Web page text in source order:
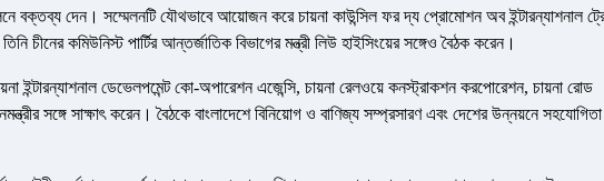
বক্তব্য দেন। সম্মেলনটি যৌথভাবে আয়োজন করে চায়না কাউন্সিল ফর দ্য প্রোমোশন অব ইন্টারন্যাশনাল
চীনের কমিউনিস্ট পার্টির আন্তর্জাতিক বিভাগের মন্ত্রী লিউ হাইসিংয়ের সঙ্গেও বৈঠক করেন।
ইন্টারন্যাশনাল ডেভেলপমেন্ট কো-অপারেশন এজেন্সি, চায়না রেলওয়ে কনস্ট্রাকশন করপোরেশন, চায়না রোড
সঙ্গে সাক্ষাৎ করেন। বৈঠকে বাংলাদেশে বিনিয়োগ ও বাণিজ্য সম্প্রসারণ এবং দেশের উন্নয়নে সহযোগিতা